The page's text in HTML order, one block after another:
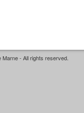
- All rights reserved.